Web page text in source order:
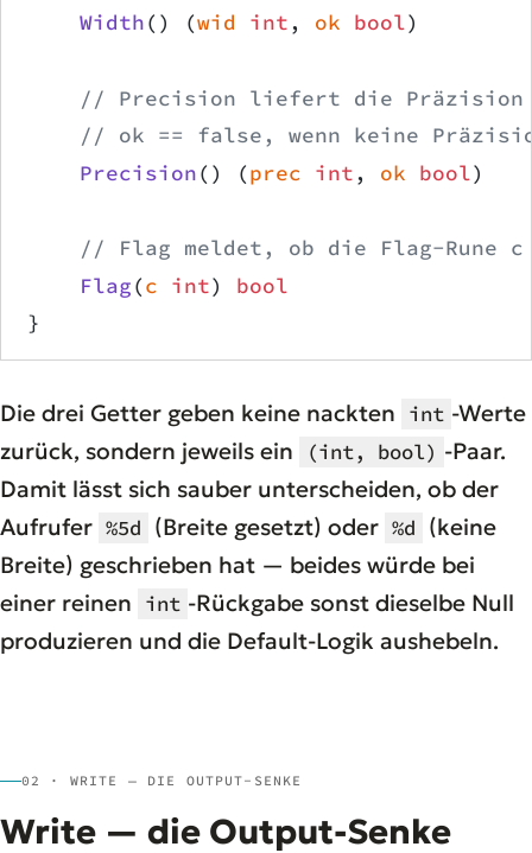
    Width
() (wid int, ok bool)
// Precision liefert die
// ok == false, wenn keine
    Precision
() (prec int, ok bool)
// Flag meldet, ob die Flag-Rune
    Flag
(c int) bool
}
Die drei Getter geben keine nackten int -Werte
zurück, sondern jeweils ein
(int, bool) -Paar.
Damit lässt sich sauber unterscheiden, ob der
Aufrufer %5d (Breite gesetzt) oder %d (keine
Breite) geschrieben hat — beides würde bei
einer reinen int -Rückgabe sonst dieselbe Null
produzieren und die Default-Logik aushebeln.
02 · WRITE — DIE OUTPUT-SENKE
Write — die Output-Senke